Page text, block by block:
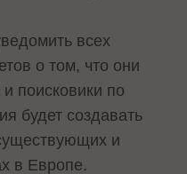
всех
о том, что они
поисковики по
будет создавать
и
в Европе.